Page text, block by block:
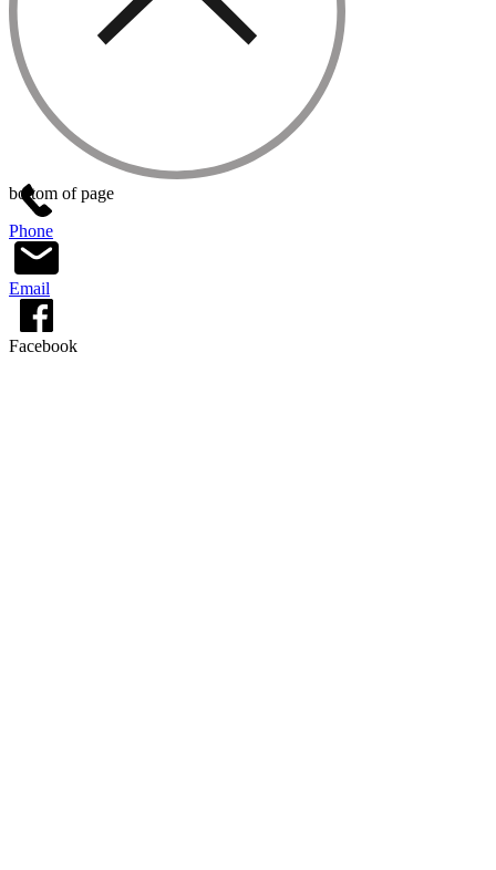
INSTALLAZIONE: Dry Up Residential
80 deve convivere permanente nel locale
dove viene installato, per questo motivo
raccomandiamo di fissarlo al muro con il
tassellino che viene fornito in dotazione.
Se viene rimosso tornerà l'umidità nei
muri.
GARANZIE: 30 giorni soddisfatti o
rimborsati; 20 anni sul funzionamento.
Phone
Email
Facebook
bottom of page